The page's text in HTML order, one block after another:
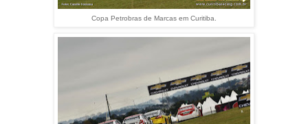
Copa Petrobras de Marcas em Curitiba.